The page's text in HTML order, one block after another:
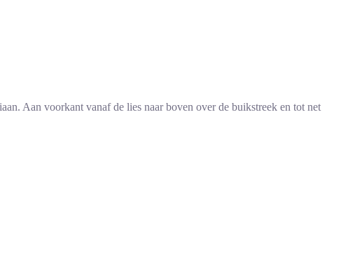
Aan voorkant vanaf de lies naar boven over de buikstreek en tot net